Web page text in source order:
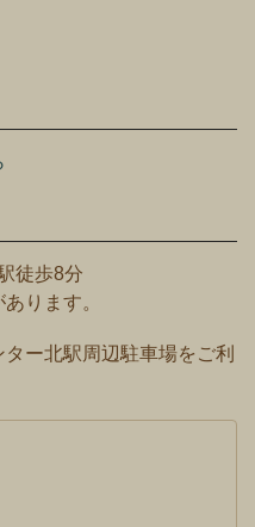
徒歩8分
ります。
ー北駅周辺駐車場をご利